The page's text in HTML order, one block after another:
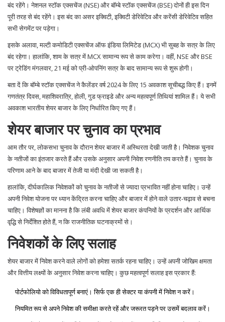
बंद रहेंगे। नेशनल स्टॉक एक्सचेंज (NSE) और बॉम्बे स्टॉक एक्सचेंज (BSE) दोनों ही इस दिन
पूरी तरह से बंद रहेंगे। इस बंद का असर इक्विटी, इक्विटी डेरिवेटिव और करेंसी डेरिवेटिव सहित
सभी सेगमेंट पर पड़ेगा।
इसके अलावा, मल्टी कमोडिटी एक्सचेंज ऑफ इंडिया लिमिटेड (MCX) भी सुबह के सत्र के लिए
बंद रहेगा। हालांकि, शाम के सत्र में MCX सामान्य रूप से काम करेगा। वहीं, NSE और BSE
पर ट्रेडिंग मंगलवार, 21 मई को प्री-ओपनिंग सत्र के बाद सामान्य रूप से शुरू होगी।
बता दें कि बॉम्बे स्टॉक एक्सचेंज ने कैलेंडर वर्ष 2024 के लिए 15 अवकाश सूचीबद्ध किए हैं। इनमें
गणतंत्र दिवस, महाशिवरात्रि, होली, गुड फ्राइडे और अन्य महत्वपूर्ण तिथियां शामिल हैं। ये सभी
अवकाश भारतीय शेयर बाजार के लिए निर्धारित किए गए हैं।
शेयर बाजार पर चुनाव का प्रभाव
आम तौर पर, लोकसभा चुनाव के दौरान शेयर बाजार में अस्थिरता देखी जाती है। निवेशक चुनाव
के नतीजों का इंतजार करते हैं और उसके अनुसार अपनी निवेश रणनीति तय करते हैं। चुनाव के
परिणाम आने के बाद बाजार में तेजी या मंदी देखी जा सकती है।
हालांकि, दीर्घकालिक निवेशकों को चुनाव के नतीजों से ज्यादा प्रभावित नहीं होना चाहिए। उन्हें
अपनी निवेश योजना पर ध्यान केंद्रित करना चाहिए और बाजार में होने वाले उतार-चढ़ाव से बचना
चाहिए। विशेषज्ञों का मानना है कि लंबी अवधि में शेयर बाजार कंपनियों के प्रदर्शन और आर्थिक
वृद्धि से निर्देशित होते हैं, न कि राजनीतिक घटनाक्रमों से।
निवेशकों के लिए सलाह
शेयर बाजार में निवेश करने वाले लोगों को हमेशा सतर्क रहना चाहिए। उन्हें अपनी जोखिम क्षमता
और वित्तीय लक्ष्यों के अनुसार निवेश करना चाहिए। कुछ महत्वपूर्ण सलाह इस प्रकार हैं:
पोर्टफोलियो को विविधतापूर्ण बनाएं। सिर्फ एक ही सेक्टर या कंपनी में निवेश न करें।
नियमित रूप से अपने निवेश की समीक्षा करते रहें और जरूरत पड़ने पर उसमें बदलाव करें।